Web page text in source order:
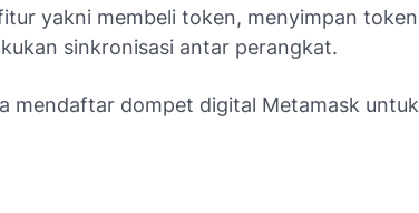
yakni membeli token, menyimpan
sinkronisasi antar perangkat.
mendaftar dompet digital Metamask